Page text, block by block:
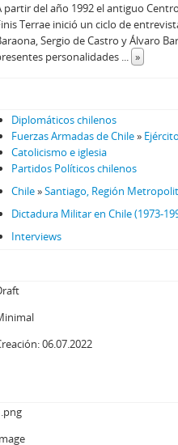
Jorge
partir del año 1992 el antiguo
Terrae inició un ciclo de
Sergio de Castro y Álvaro
personalidades ... »
Diplomáticos chilenos
Fuerzas Armadas de Chile»
Catolicismo e iglesia
Partidos Políticos chilenos
Chile»Santiago, Región
Dictadura Militar en Chile (1973-
Interviews
06.07.2022